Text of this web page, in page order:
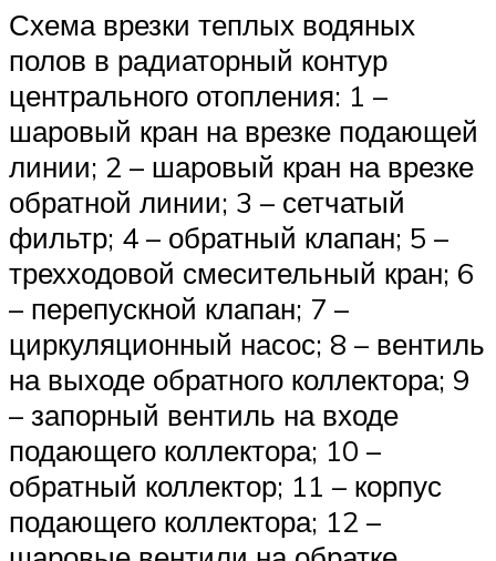
Схема врезки теплых водяных
полов в радиаторный контур
центрального отопления: 1 –
шаровый кран на врезке подающей
линии; 2 – шаровый кран на врезке
обратной линии; 3 – сетчатый
фильтр; 4 – обратный клапан; 5 –
трехходовой смесительный кран; 6
– перепускной клапан; 7 –
циркуляционный насос; 8 – вентиль
на выходе обратного коллектора; 9
– запорный вентиль на входе
подающего коллектора; 10 –
обратный коллектор; 11 – корпус
подающего коллектора; 12 –